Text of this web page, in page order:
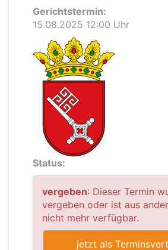
Gerichtstermin:
15.08.2025 12:00 Uhr
Status:
vergeben: Dieser Termin
vergeben oder ist aus
nicht mehr verfügbar.
jetzt als